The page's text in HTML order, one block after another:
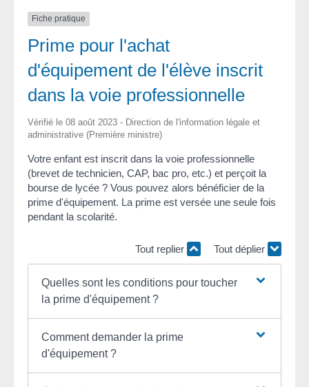
Fiche pratique
Prime pour l'achat
d'équipement de l'élève inscrit
dans la voie professionnelle
Vérifié le 08 août 2023 - Direction de l'information légale et
administrative (Première ministre)
Votre enfant est inscrit dans la voie professionnelle
(brevet de technicien, CAP, bac pro, etc.) et perçoit la
bourse de lycée ? Vous pouvez alors bénéficier de la
prime d'équipement. La prime est versée une seule fois
pendant la scolarité.
Tout replier Tout déplier
Quelles sont les conditions pour toucher
la prime d'équipement ?
Comment demander la prime
d'équipement ?